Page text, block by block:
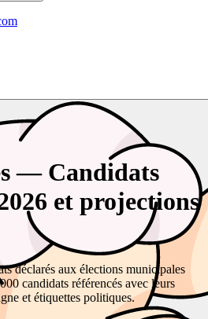
— Candidats
et projections
déclarés aux élections municipales
candidats référencés avec leurs
et étiquettes politiques.